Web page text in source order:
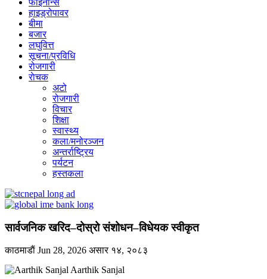
फाइनान्स
हाइड्रोपावर
बीमा
बजार
लघुवित्त
सूचना/प्रविधि
रोजगारी
राेचक
अटो
रोजगारी
विचार
शिक्षा
स्वास्थ्य
कला/मनोरञ्जन
अन्तर्राष्ट्रिय
पर्यटन
हस्तकला
सार्वजनिक खरिद–दोस्रो संशोधन–विधेयक स्वीकृत
काठमाडाैं Jun 28, 2026 असार १४, २०८३
Aarthik Sanjal